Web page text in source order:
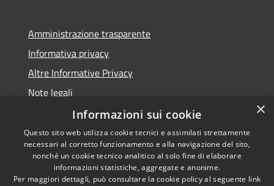
Amministrazione trasparente
Informativa privacy
Altre Informative Privacy
Note legali
Dichiarazione di accessibilità
RSS
Copyright © 2026 • Comune di
×
Informazioni sui cookie
Questo sito web utilizza cookie tecnici e assimilati strettamente
necessari al corretto funzionamento e alla navigazione del sito,
nonché un cookie tecnico analitico al solo fine di elaborare
informazioni statistiche, aggregate e anonime.
Per maggiori dettagli, può consultare la cookie policy al seguente link